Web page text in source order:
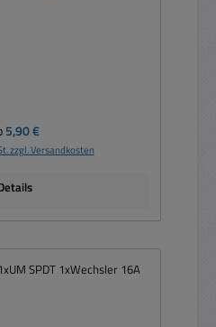
Preis:
5,90 €
zzgl. Versandkosten